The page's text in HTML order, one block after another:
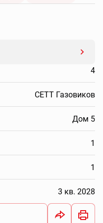
4
СЕТТ Газовиков
Дом 5
1
1
3 кв. 2028